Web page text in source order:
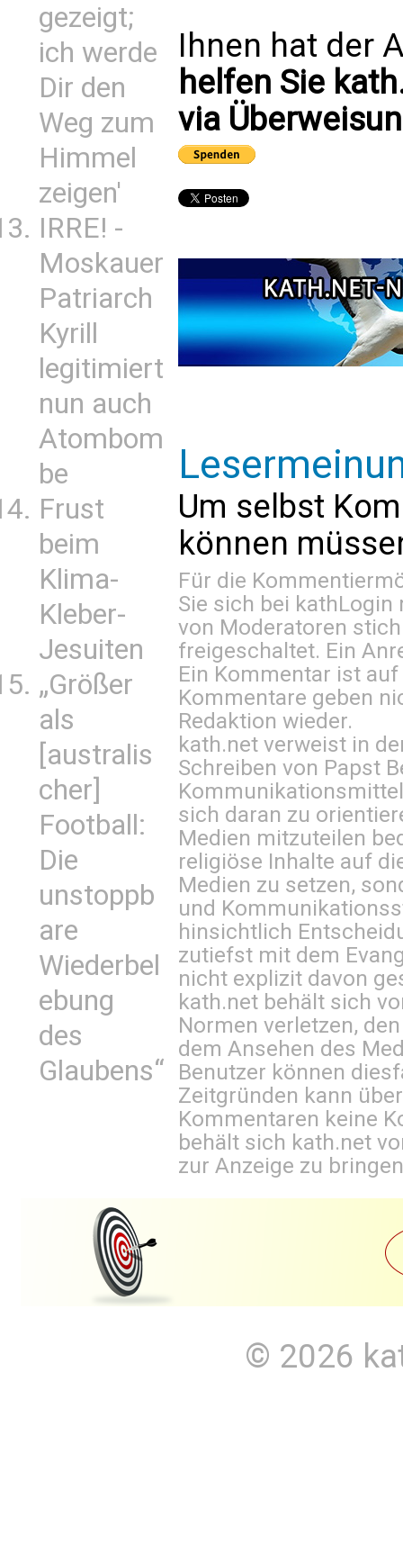
gezeigt;
ich werde
Dir den
Weg zum
Himmel
zeigen'
IRRE! -
Moskauer
Patriarch
Kyrill
legitimiert
nun auch
Atombom
be
Frust
beim
Klima-
Kleber-
Jesuiten
„Größer
als
[australis
cher]
Football:
Die
unstoppb
are
Wiederbel
ebung
des
Glaubens“
Ihnen hat der
helfen Sie
via
Um selbst
können
Für die
Sie sich bei kathLogin
von Moderatoren
freigeschaltet. Ein
Ein Kommentar ist
Kommentare geben
Redaktion wieder.
kath.net verweist in
Schreiben von Papst
sich daran zu
Medien mitzuteilen
religiöse Inhalte auf
Medien zu setzen,
und
hinsichtlich
zutiefst mit dem
nicht explizit davon
kath.net behält sich
Normen verletzen,
dem Ansehen des
Benutzer können
Zeitgründen kann
Kommentaren keine
behält sich kath.net
zur Anzeige zu
© 2026